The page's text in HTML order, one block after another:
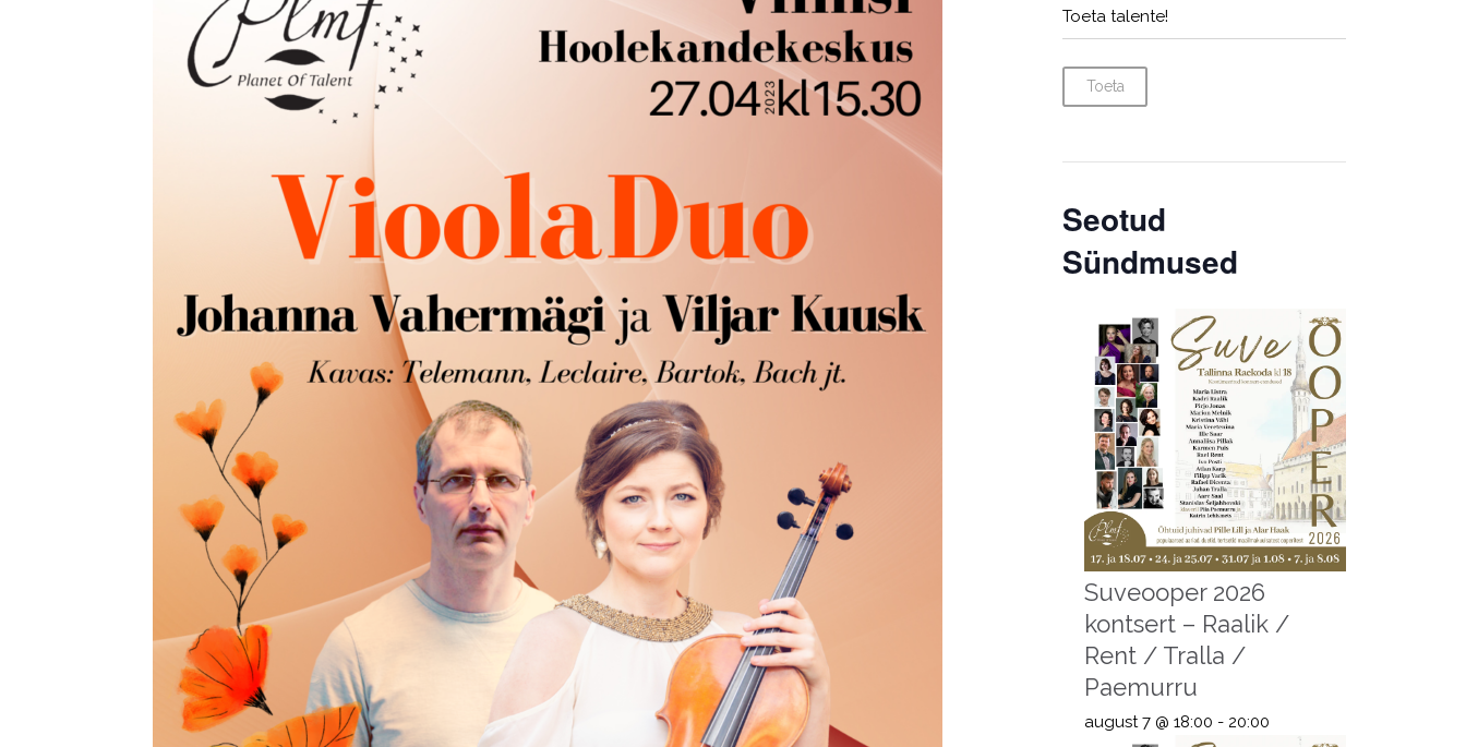
Toeta talente!
Toeta
Seotud
Sündmused
Suveooper 2026
kontsert – Raalik /
Rent / Tralla /
Paemurru
august 7 @ 18:00 - 20:00